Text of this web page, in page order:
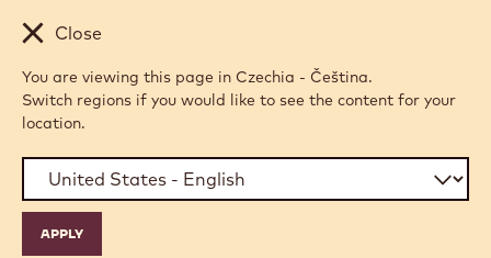
Skip to main content
Close
You are viewing this page in Czechia - Čeština.
Switch regions if you would like to see the content for your
location.